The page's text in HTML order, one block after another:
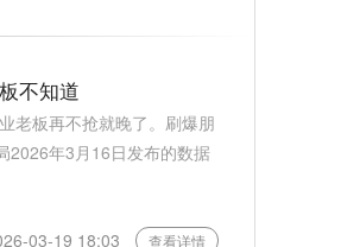
不知道
老板再不抢就晚了。刷爆朋
年3月16日发布的数据
03-19 18:03 查看详情